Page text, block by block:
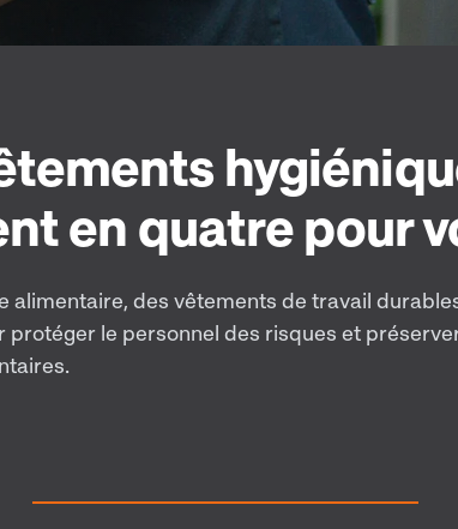
en quatre pour
alimentaire, des vêtements de travail
protéger le personnel des risques et